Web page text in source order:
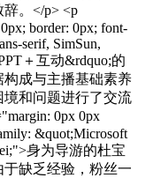
。</p> <p
border: 0px; font-
serif, SimSun,
＋互动&rdquo;的
成与主播基础素养
和问题进行了交流
0px 0px
&quot;Microsoft
身为导游的杜宝
缺乏经验，粉丝一